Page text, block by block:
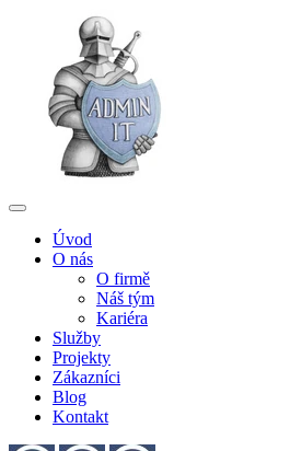
Úvod
O nás
O firmě
Náš tým
Kariéra
Služby
Projekty
Zákazníci
Blog
Kontakt